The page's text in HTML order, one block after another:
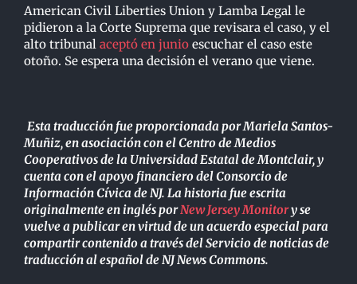
American Civil Liberties Union y Lamba Legal le
pidieron a la Corte Suprema que revisara el caso, y el
alto tribunal aceptó en junio escuchar el caso este
otoño. Se espera una decisión el verano que viene.
Esta traducción fue proporcionada por Mariela Santos-
Muñiz, en asociación con el Centro de Medios
Cooperativos de la Universidad Estatal de Montclair, y
cuenta con el apoyo financiero del Consorcio de
Información Cívica de NJ. La historia fue escrita
originalmente en inglés porNew Jersey Monitory se
vuelve a publicar en virtud de un acuerdo especial para
compartir contenido a través del Servicio de noticias de
traducción al español de NJ News Commons.